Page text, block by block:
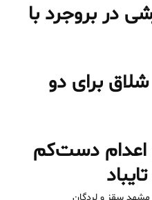
در بروجرد با
برای دو
اعدام دست‌کم